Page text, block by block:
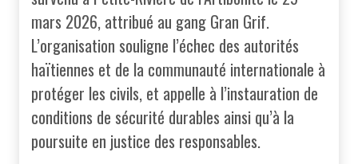
mars 2026, attribué au gang Gran Grif.
L’organisation souligne l’échec des autorités
haïtiennes et de la communauté internationale à
protéger les civils, et appelle à l’instauration de
conditions de sécurité durables ainsi qu’à la
poursuite en justice des responsables.